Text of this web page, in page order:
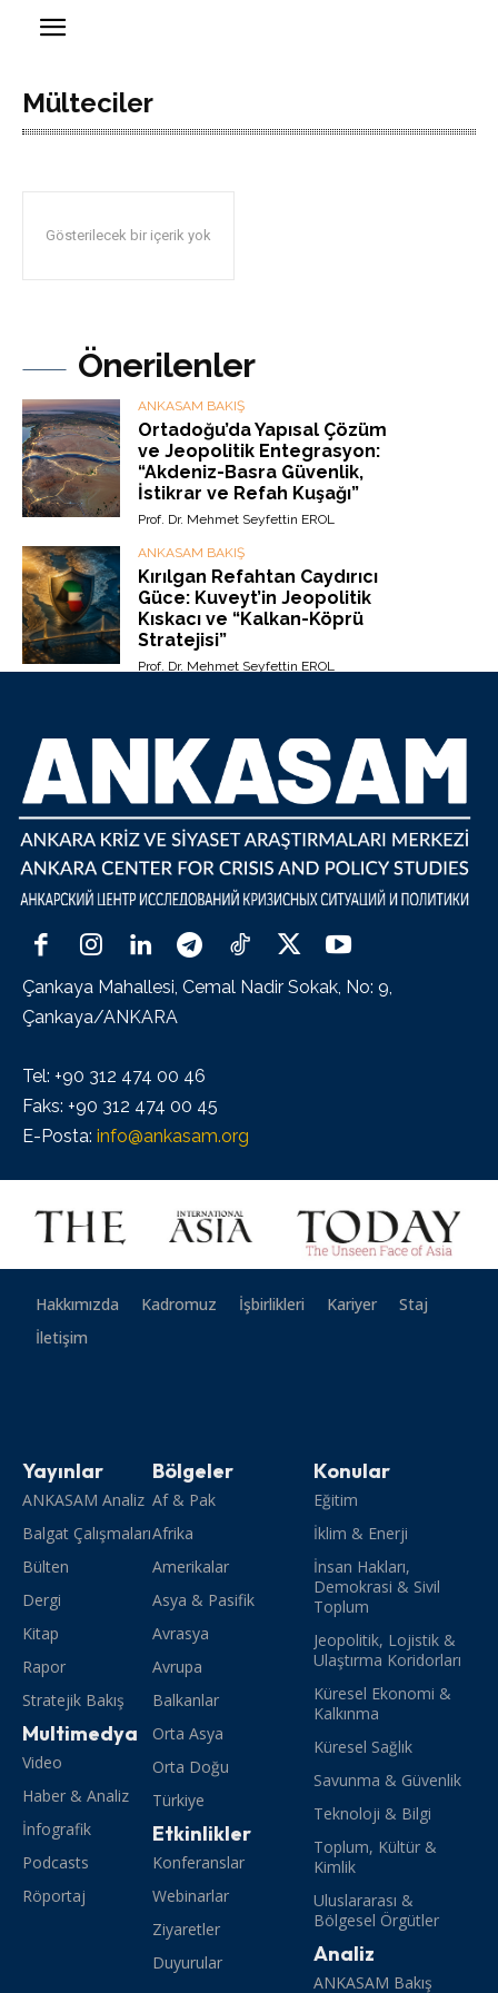
Mülteciler
Gösterilecek bir içerik yok
Önerilenler
ANKASAM BAKIŞ
Ortadoğu’da Yapısal Çözüm
ve Jeopolitik Entegrasyon:
“Akdeniz-Basra Güvenlik,
İstikrar ve Refah Kuşağı”
Prof. Dr. Mehmet Seyfettin EROL
ANKASAM BAKIŞ
Kırılgan Refahtan Caydırıcı
Güce: Kuveyt’in Jeopolitik
Kıskacı ve “Kalkan-Köprü
Stratejisi”
Prof. Dr. Mehmet Seyfettin EROL
Çankaya Mahallesi, Cemal Nadir Sokak, No: 9,
Çankaya/ANKARA
Tel: +90 312 474 00 46
Faks: +90 312 474 00 45
E-Posta: info@ankasam.org
Hakkımızda Kadromuz İşbirlikleri Kariyer
Staj
İletişim
Yayınlar
ANKASAM Analiz
Balgat Çalışmaları
Bülten
Dergi
Kitap
Rapor
Stratejik Bakış
Multimedya
Video
Haber & Analiz
İnfografik
Podcasts
Röportaj
Bölgeler
Af & Pak
Afrika
Amerikalar
Asya & Pasifik
Avrasya
Avrupa
Balkanlar
Orta Asya
Orta Doğu
Türkiye
Etkinlikler
Konferanslar
Webinarlar
Ziyaretler
Duyurular
Konular
Eğitim
İklim & Enerji
İnsan Hakları,
Demokrasi & Sivil
Toplum
Jeopolitik, Lojistik &
Ulaştırma Koridorları
Küresel Ekonomi &
Kalkınma
Küresel Sağlık
Savunma & Güvenlik
Teknoloji & Bilgi
Toplum, Kültür &
Kimlik
Uluslararası &
Bölgesel Örgütler
Analiz
ANKASAM Bakış